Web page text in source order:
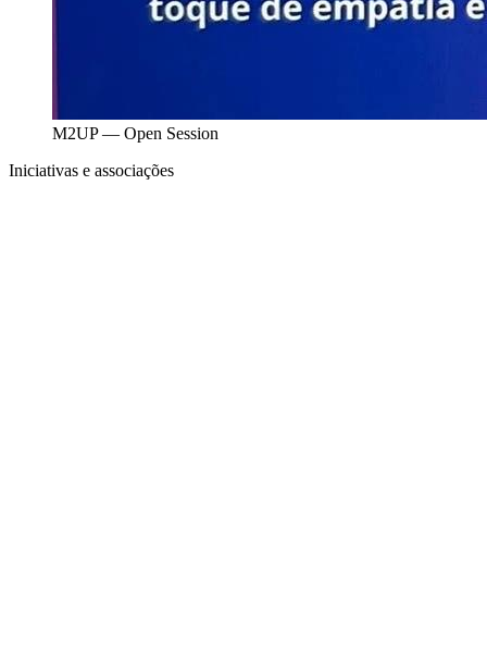
M2UP — Open Session
Iniciativas e associações